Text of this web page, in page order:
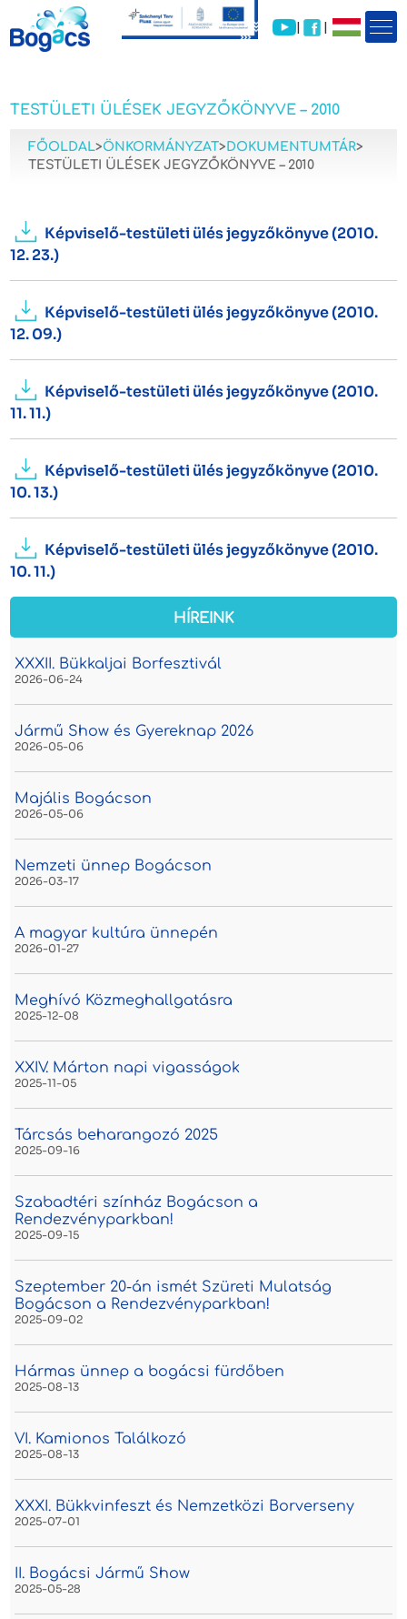
| |
TESTÜLETI ÜLÉSEK JEGYZŐKÖNYVE – 2010
FŐOLDAL>ÖNKORMÁNYZAT>DOKUMENTUMTÁR>
TESTÜLETI ÜLÉSEK JEGYZŐKÖNYVE – 2010
Képviselő-testületi ülés jegyzőkönyve (2010.
12. 23.)
Képviselő-testületi ülés jegyzőkönyve (2010.
12. 09.)
Képviselő-testületi ülés jegyzőkönyve (2010.
11. 11.)
Képviselő-testületi ülés jegyzőkönyve (2010.
10. 13.)
Képviselő-testületi ülés jegyzőkönyve (2010.
10. 11.)
HÍREINK
XXXII. Bükkaljai Borfesztivál
2026-06-24
Jármű Show és Gyereknap 2026
2026-05-06
Majális Bogácson
2026-05-06
Nemzeti ünnep Bogácson
2026-03-17
A magyar kultúra ünnepén
2026-01-27
Meghívó Közmeghallgatásra
2025-12-08
XXIV. Márton napi vigasságok
2025-11-05
Tárcsás beharangozó 2025
2025-09-16
Szabadtéri színház Bogácson a
Rendezvényparkban!
2025-09-15
Szeptember 20-án ismét Szüreti Mulatság
Bogácson a Rendezvényparkban!
2025-09-02
Hármas ünnep a bogácsi fürdőben
2025-08-13
VI. Kamionos Találkozó
2025-08-13
XXXI. Bükkvinfeszt és Nemzetközi Borverseny
2025-07-01
II. Bogácsi Jármű Show
2025-05-28